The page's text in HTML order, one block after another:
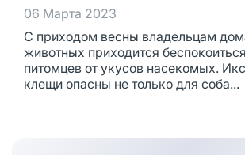
06 Марта 2023
С приходом весны владельцам
животных приходится
питомцев от укусов насекомых.
клещи опасны не только для соба...